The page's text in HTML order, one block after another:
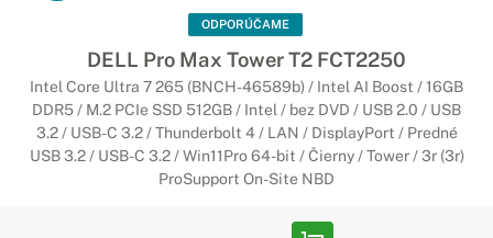
ODPORÚČAME
DELL Pro Max Tower T2 FCT2250
Intel Core Ultra 7 265 (BNCH-46589b) / Intel AI Boost / 16GB
DDR5 / M.2 PCIe SSD 512GB / Intel / bez DVD / USB 2.0 / USB
3.2 / USB-C 3.2 / Thunderbolt 4 / LAN / DisplayPort / Predné
USB 3.2 / USB-C 3.2 / Win11Pro 64-bit / Čierny / Tower / 3r (3r)
ProSupport On-Site NBD